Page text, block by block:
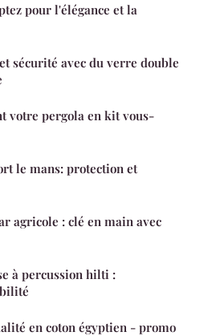
pour l'élégance et la
sécurité avec du verre double
votre pergola en kit vous-
le mans: protection et
agricole : clé en main avec
à percussion hilti :
en coton égyptien - promo